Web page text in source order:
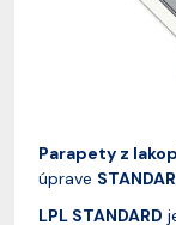
Parapety z
úprave
LPL STANDARD